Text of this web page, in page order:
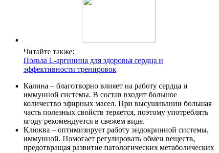
Читайте также:
Польза L-аргинина для здоровья сердца и
эффективности тренировок
Калина – благотворно влияет на работу сердца и
иммунной системы. В состав входит большое
количество эфирных масел. При высушивании большая
часть полезных свойств теряется, поэтому употреблять
ягоду рекомендуется в свежем виде.
Клюква – оптимизирует работу эндокринной системы,
иммунной. Помогает регулировать обмен веществ,
предотвращая развитие патологических метаболических